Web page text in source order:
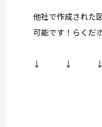
他社で作成された
可能です！らくだ
↓ ↓